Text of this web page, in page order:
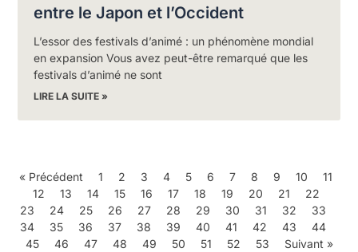
entre le Japon et l’Occident
L’essor des festivals d’animé : un phénomène mondial
en expansion Vous avez peut-être remarqué que les
festivals d’animé ne sont
LIRE LA SUITE »
« Précédent 1 2 3 4 5 6 7 8 9 10
11
12
13 14 15 16 17 18 19 20 21
22
23
24 25 26 27 28 29 30 31 32
33
34
35 36 37 38 39 40 41 42 43
44
45
46 47 48 49 50 51 52 53 Suivant »